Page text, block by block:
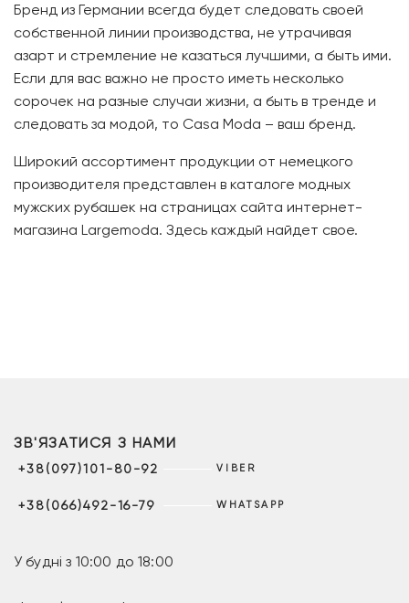
Бренд из Германии всегда будет следовать своей
собственной линии производства, не утрачивая
азарт и стремление не казаться лучшими, а быть ими.
Если для вас важно не просто иметь несколько
сорочек на разные случаи жизни, а быть в тренде и
следовать за модой, то Casa Moda – ваш бренд.
Широкий ассортимент продукции от немецкого
производителя представлен в каталоге модных
мужских рубашек на страницах сайта интернет-
магазина Largemoda. Здесь каждый найдет свое.
ЗВ'ЯЗАТИСЯ З НАМИ
+38(097)101-80-92 VIBER
+38(066)492-16-79 WHATSAPP
У будні з 10:00 до 18:00